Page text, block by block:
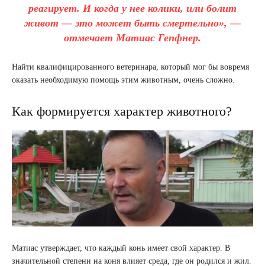
реагирует. И когда у нее колики, или болит
живот — это может быть смертельно», —
отмечает Матиас Гепфнер.
Найти квалифицированного ветеринара, который мог бы вовремя
оказать необходимую помощь этим животным, очень сложно.
Как формируется характер животного?
Матиас утверждает, что каждый конь имеет свой характер. В
значительной степени на коня влияет среда, где он родился и жил.